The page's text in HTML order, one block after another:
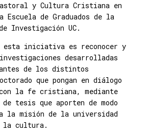
y Cultura Cristiana en
Escuela de Graduados de la
Investigación UC.
iniciativa es reconocer y
desarrolladas
de los distintos
que pongan en diálogo
la fe cristiana, mediante
tesis que aporten de modo
misión de la universidad
la cultura.